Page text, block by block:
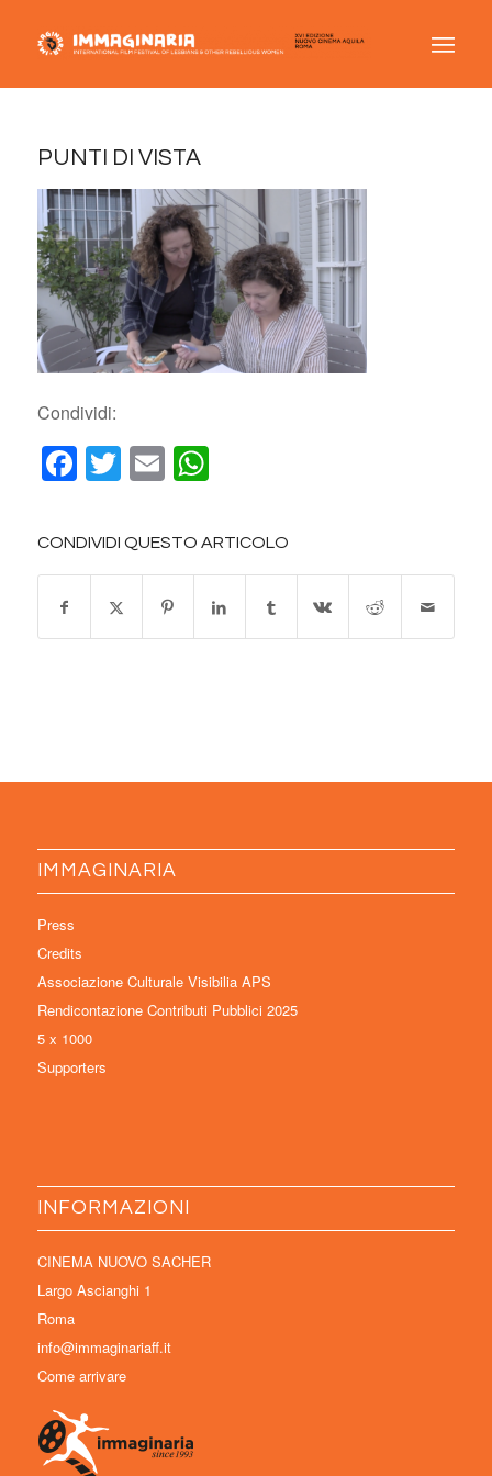
PUNTI DI VISTA
Condividi:
Facebook
Twitter
EmailWhatsApp
CONDIVIDI QUESTO ARTICOLO
IMMAGINARIA
Press
Credits
Associazione Culturale Visibilia APS
Rendicontazione Contributi Pubblici 2025
5 x 1000
Supporters
INFORMAZIONI
CINEMA NUOVO SACHER
Largo Ascianghi 1
Roma
info@immaginariaff.it
Come arrivare